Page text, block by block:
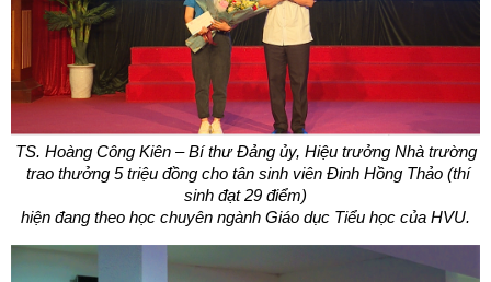
TS. Hoàng Công Kiên – Bí thư Đảng ủy, Hiệu trưởng Nhà trường
trao thưởng 5 triệu đồng cho tân sinh viên Đinh Hồng Thảo (thí
sinh đạt 29 điểm)
hiện đang theo học chuyên ngành Giáo dục Tiểu học của HVU.